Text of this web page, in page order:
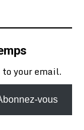
your email.
vous